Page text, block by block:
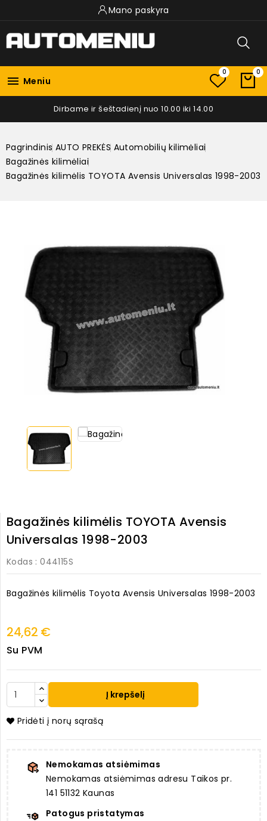
Mano paskyra
 Meniu
0 0
Dirbame ir šeštadienį nuo 10.00 iki 14.00
Pagrindinis AUTO PREKĖS Automobilių kilimėliai
Bagažinės kilimėliai
Bagažinės kilimėlis TOYOTA Avensis Universalas 1998-2003
Bagažinės kilimėlis TOYOTA Avensis
Universalas 1998-2003
Kodas : 044115S
Bagažinės kilimėlis Toyota Avensis Universalas 1998-2003
24,62 €
Su PVM
Į krepšelį
Pridėti į norų sąrašą
Nemokamas atsiėmimas
Nemokamas atsiėmimas adresu Taikos pr.
141 51132 Kaunas
Patogus pristatymas